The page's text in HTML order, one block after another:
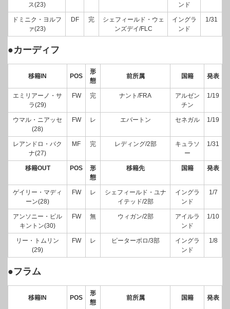
ス(23)
ンド
ドミニク・ヨルフ
ァ(23)
DF 完
シェフィールド・ウェ
ンズデイ/FLC
イングラ
ンド
1/31
●カーディフ
移籍IN POS
形
態
前所属 国籍 発表
エミリアーノ・サ
ラ(29)
FW 完 ナント/FRA
アルゼン
チン
1/19
ウマル・ニアッセ
(28)
FW レ エバートン セネガル 1/19
レアンドロ・バク
ナ(27)
MF 完 レディング/2部
キュラソ
ー
1/31
移籍OUT POS
形
態
移籍先 国籍 発表
ゲイリー・マディ
ーン(28)
FW レ
シェフィールド・ユナ
イテッド/2部
イングラ
ンド
1/7
アンソニー・ピル
キントン(30)
FW 無 ウィガン/2部
アイルラ
ンド
1/10
リー・トムリン
(29)
FW レ ピーターボロ/3部
イングラ
ンド
1/8
●フラム
移籍IN POS
形
態
前所属 国籍 発表